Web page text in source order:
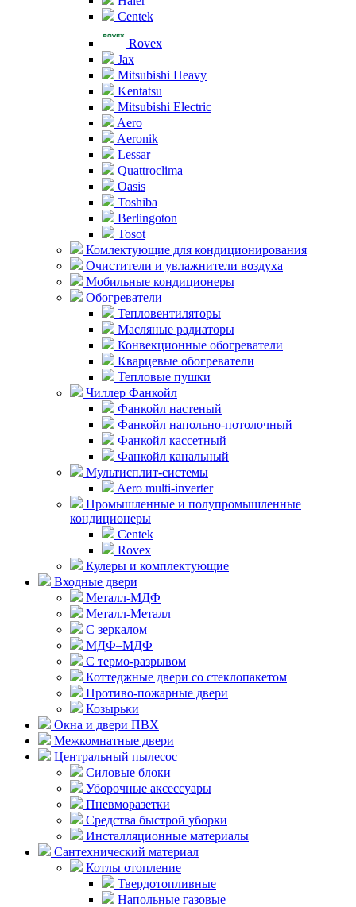
Centek
Rovex
Jax
Mitsubishi Heavy
Kentatsu
Mitsubishi Electric
Aero
Aeronik
Lessar
Quattroclima
Oasis
Toshiba
Berlingoton
Tosot
Комлектующие для кондиционирования
Очистители и увлажнители воздуха
Мобильные кондиционеры
Обогреватели
Тепловентиляторы
Масляные радиаторы
Конвекционные обогреватели
Кварцевые обогреватели
Тепловые пушки
Чиллер Фанкойл
Фанкойл настеный
Фанкойл напольно-потолочный
Фанкойл кассетный
Фанкойл канальный
Мультисплит-системы
Aero multi-inverter
Промышленные и полупромышленные
кондиционеры
Centek
Rovex
Кулеры и комплектующие
Входные двери
Металл-МДФ
Металл-Металл
С зеркалом
МДФ–МДФ
С термо-разрывом
Коттеджные двери со стеклопакетом
Противо-пожарные двери
Козырьки
Окна и двери ПВХ
Межкомнатные двери
Центральный пылесос
Силовые блоки
Уборочные аксессуары
Пневморазетки
Средства быстрой уборки
Инсталляционные материалы
Сантехнический материал
Котлы отопление
Твердотопливные
Напольные газовые